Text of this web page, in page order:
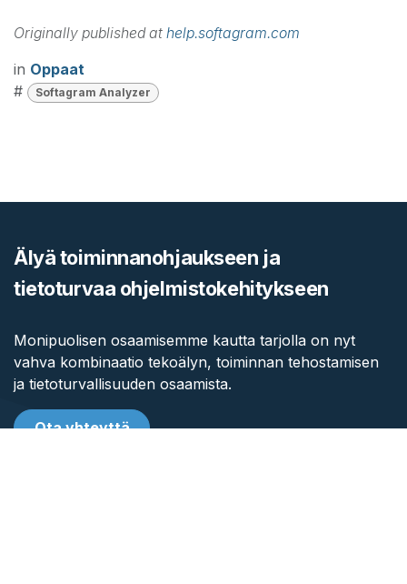
Originally published at help.softagram.com
in Oppaat
#
Softagram Analyzer
Älyä toiminnanohjaukseen ja
tietoturvaa ohjelmistokehitykseen
Monipuolisen osaamisemme kautta tarjolla on nyt
vahva kombinaatio tekoälyn, toiminnan tehostamisen
ja tietoturvallisuuden osaamista.
Ota yhteyttä